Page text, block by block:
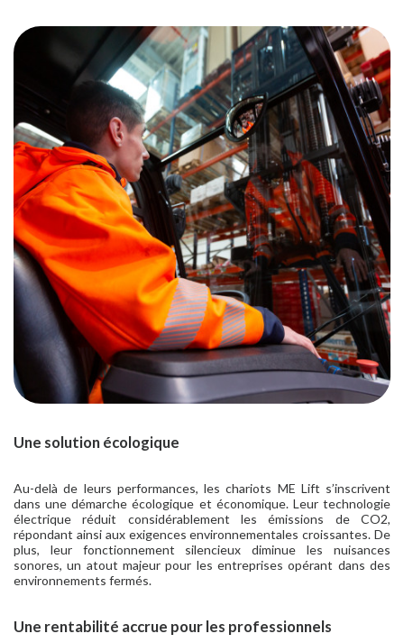
Une solution écologique
Au-delà de leurs performances, les chariots ME Lift s’inscrivent
dans une démarche écologique et économique. Leur technologie
électrique réduit considérablement les émissions de CO2,
répondant ainsi aux exigences environnementales croissantes. De
plus, leur fonctionnement silencieux diminue les nuisances
sonores, un atout majeur pour les entreprises opérant dans des
environnements fermés.
Une rentabilité accrue pour les professionnels